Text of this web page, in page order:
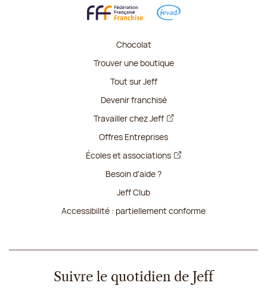
Chocolat
Trouver une boutique
Tout sur Jeff
Devenir franchisé
Travailler chez Jeff
Offres Entreprises
Écoles et associations
Besoin d'aide ?
Jeff Club
Accessibilité : partiellement conforme
Suivre le quotidien de Jeff